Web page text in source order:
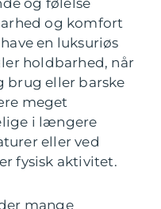
og følelse
og komfort
en luksuriøs
holdbarhed, når
brug eller barske
meget
i længere
eller ved
fysisk aktivitet.
mange